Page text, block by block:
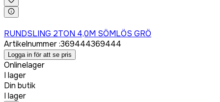
RUNDSLING 2TON 4,0M SÖMLÖS GRÖ
Artikelnummer:369444369444
Logga in för att se pris
Onlinelager
I lager
Din butik
I lager